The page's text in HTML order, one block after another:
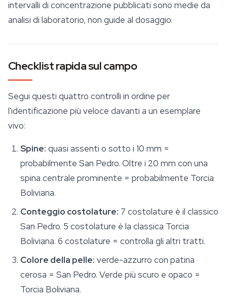
intervalli di concentrazione pubblicati sono medie da
analisi di laboratorio, non guide al dosaggio.
Checklist rapida sul campo
Segui questi quattro controlli in ordine per
l'identificazione più veloce davanti a un esemplare
vivo:
Spine: quasi assenti o sotto i 10 mm =
probabilmente San Pedro. Oltre i 20 mm con una
spina centrale prominente = probabilmente Torcia
Boliviana.
Conteggio costolature: 7 costolature è il classico
San Pedro. 5 costolature è la classica Torcia
Boliviana. 6 costolature = controlla gli altri tratti.
Colore della pelle: verde-azzurro con patina
cerosa = San Pedro. Verde più scuro e opaco =
Torcia Boliviana.